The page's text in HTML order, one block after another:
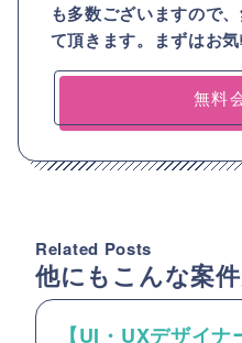
も多数ございますので、
て頂きます。まずはお
無料
Related Posts
他にもこんな案
【UI・UXデザイ